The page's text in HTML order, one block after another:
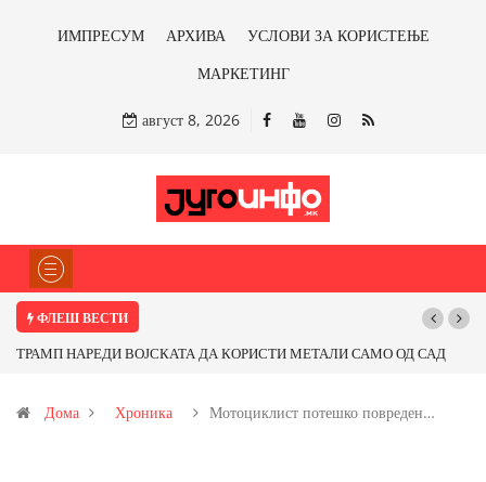
ИМПРЕСУМ АРХИВА
УСЛОВИ ЗА КОРИСТЕЊЕ
МАРКЕТИНГ
август 8, 2026
ФЛЕШ ВЕСТИ
ВОЈСКАТА ДА КОРИСТИ МЕТАЛИ САМО ОД САД
Почнува
Дома Хроника Мотоциклист потешко повреден…